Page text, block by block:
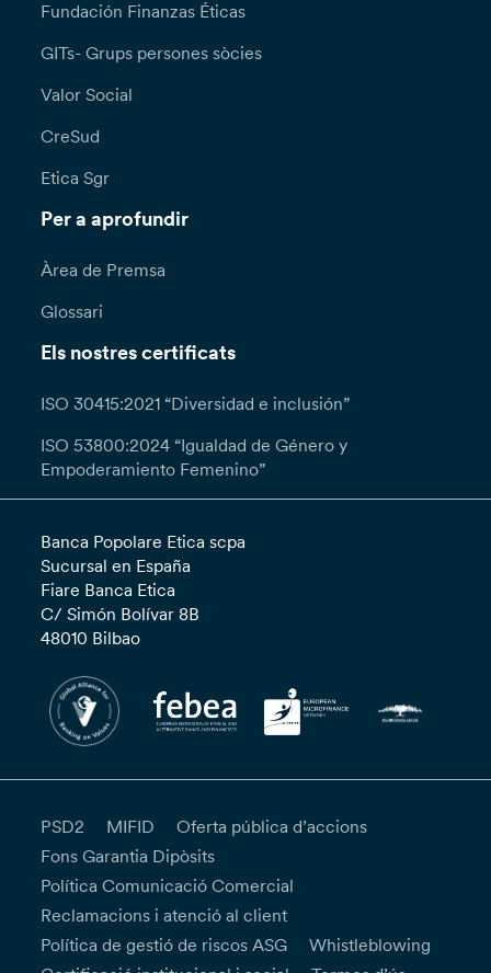
Fundación Finanzas Éticas
GITs- Grups persones sòcies
Valor Social
CreSud
Etica Sgr
Per a aprofundir
Àrea de Premsa
Glossari
Els nostres certificats
ISO 30415:2021 “Diversidad e inclusión”
ISO 53800:2024 “Igualdad de Género y
Empoderamiento Femenino”
Banca Popolare Etica scpa
Sucursal en España
Fiare Banca Etica
C/ Simón Bolívar 8B
48010 Bilbao
PSD2 MIFID
Oferta pública d’accions
Fons Garantia Dipòsits
Política Comunicació Comercial
Reclamacions i atenció al client
Política de gestió de riscos ASG
Whistleblowing